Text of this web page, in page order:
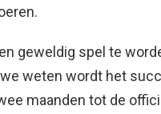
​​geweldig spel te
weten wordt het
maanden tot de